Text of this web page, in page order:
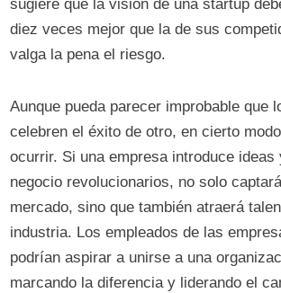
sugiere que la visión de una startup
diez veces mejor que la de sus
valga la pena el riesgo.
Aunque pueda parecer improbable que
celebren el éxito de otro, en cierto
ocurrir. Si una empresa introduce ideas
negocio revolucionarios, no solo
mercado, sino que también atraerá
industria. Los empleados de las
podrían aspirar a unirse a una
marcando la diferencia y liderando el